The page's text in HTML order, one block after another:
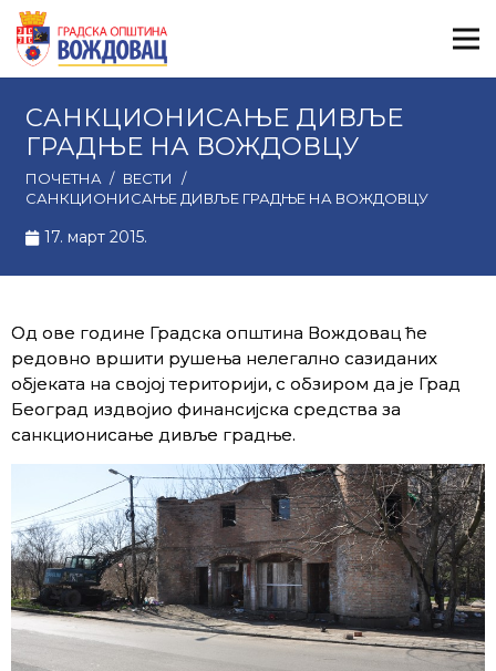
САНКЦИОНИСАЊЕ ДИВЉЕ
ГРАДЊЕ НА ВОЖДОВЦУ
ПОЧЕТНА / ВЕСТИ
/
САНКЦИОНИСАЊЕ ДИВЉЕ ГРАДЊЕ НА ВОЖДОВЦУ
17. март 2015.
Од ове године Градска општина Вождовац ће
редовно вршити рушења нелегално сазиданих
објеката на својој територији, с обзиром да је Град
Београд издвојио финансијска средства за
санкционисање дивље градње.